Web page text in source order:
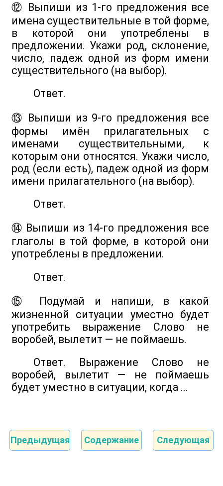
⑫ Выпиши из 1-го предложения все
имена существительные в той форме,
в которой они употреблены в
предложении. Укажи род, склонение,
число, падеж одной из форм имени
существительного (на выбор).
Ответ.
⑬ Выпиши из 9-го предложения все
формы имён прилагательных с
именами существительными, к
которым они относятся. Укажи число,
род (если есть), падеж одной из форм
имени прилагательного (на выбор).
Ответ.
⑭ Выпиши из 14-го предложения все
глаголы в той форме, в которой они
употреблены в предложении.
Ответ.
⑮ Подумай и напиши, в какой
жизненной ситуации уместно будет
употребить выражение Слово не
воробей, вылетит — не поймаешь.
Ответ. Выражение Слово не
воробей, вылетит — не поймаешь
будет уместно в ситуации, когда ...
Предыдущая Содержание Следующая